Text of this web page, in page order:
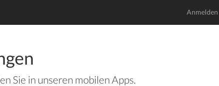
Anmelden
Sie in unseren mobilen Apps.